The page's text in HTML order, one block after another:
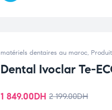
matériels dentaires au maroc,
Dental Ivoclar Te-
2 199.00DH
1 849.00DH